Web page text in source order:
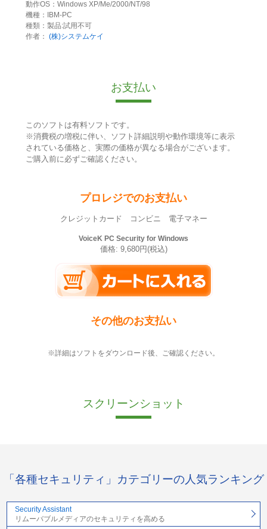
動作OS：Windows XP/Me/2000/NT/98
機種：IBM-PC
種類：製品:試用不可
作者： (株)システムケイ
お支払い
このソフトは有料ソフトです。
※消費税の増税に伴い、ソフト詳細説明や動作環境等に表示
されている価格と、実際の価格が異なる場合がございます。
ご購入前に必ずご確認ください。
プロレジでのお支払い
クレジットカード コンビニ 電子マネー
VoiceK PC Security for Windows
価格: 9,680円(税込)
その他のお支払い
※詳細はソフトをダウンロード後、ご確認ください。
スクリーンショット
「各種セキュリティ」カテゴリーの人気ランキング
Security Assistant
リムーバブルメディアのセキュリティを高める